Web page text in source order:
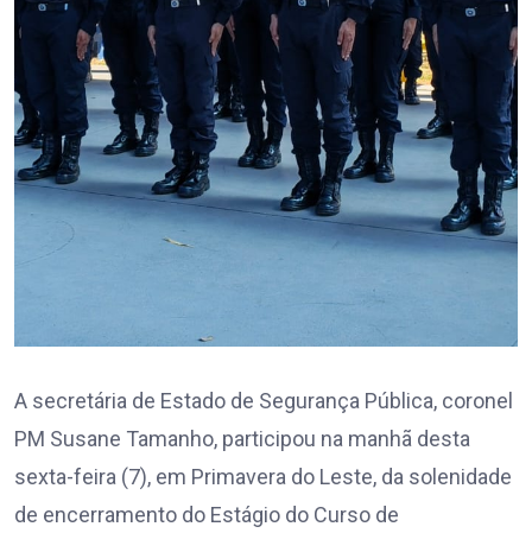
A secretária de Estado de Segurança Pública, coronel
PM Susane Tamanho, participou na manhã desta
sexta-feira (7), em Primavera do Leste, da solenidade
de encerramento do Estágio do Curso de